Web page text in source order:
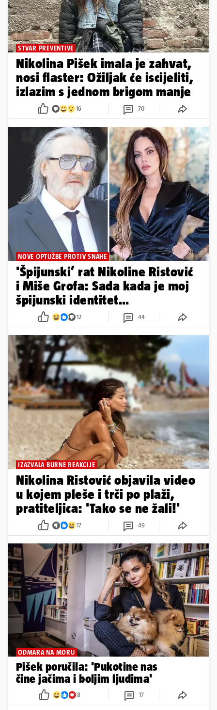
STVAR PREVENTIVE
Nikolina Pišek imala je zahvat,
nosi flaster: Ožiljak će iscijeliti,
izlazim s jednom brigom manje
16 70
NOVE OPTUŽBE PROTIV SNAHE
'Špijunski’ rat Nikoline Ristović
i Miše Grofa: Sada kada je moj
špijunski identitet
razotkriven...
12 44
IZAZVALA BURNE REAKCIJE
Nikolina Ristović objavila video
u kojem pleše i trči po plaži,
pratiteljica: 'Tako se ne žali!'
17 49
ODMARA NA MORU
Pišek poručila: 'Pukotine nas
čine jačima i boljim ljudima'
8 17